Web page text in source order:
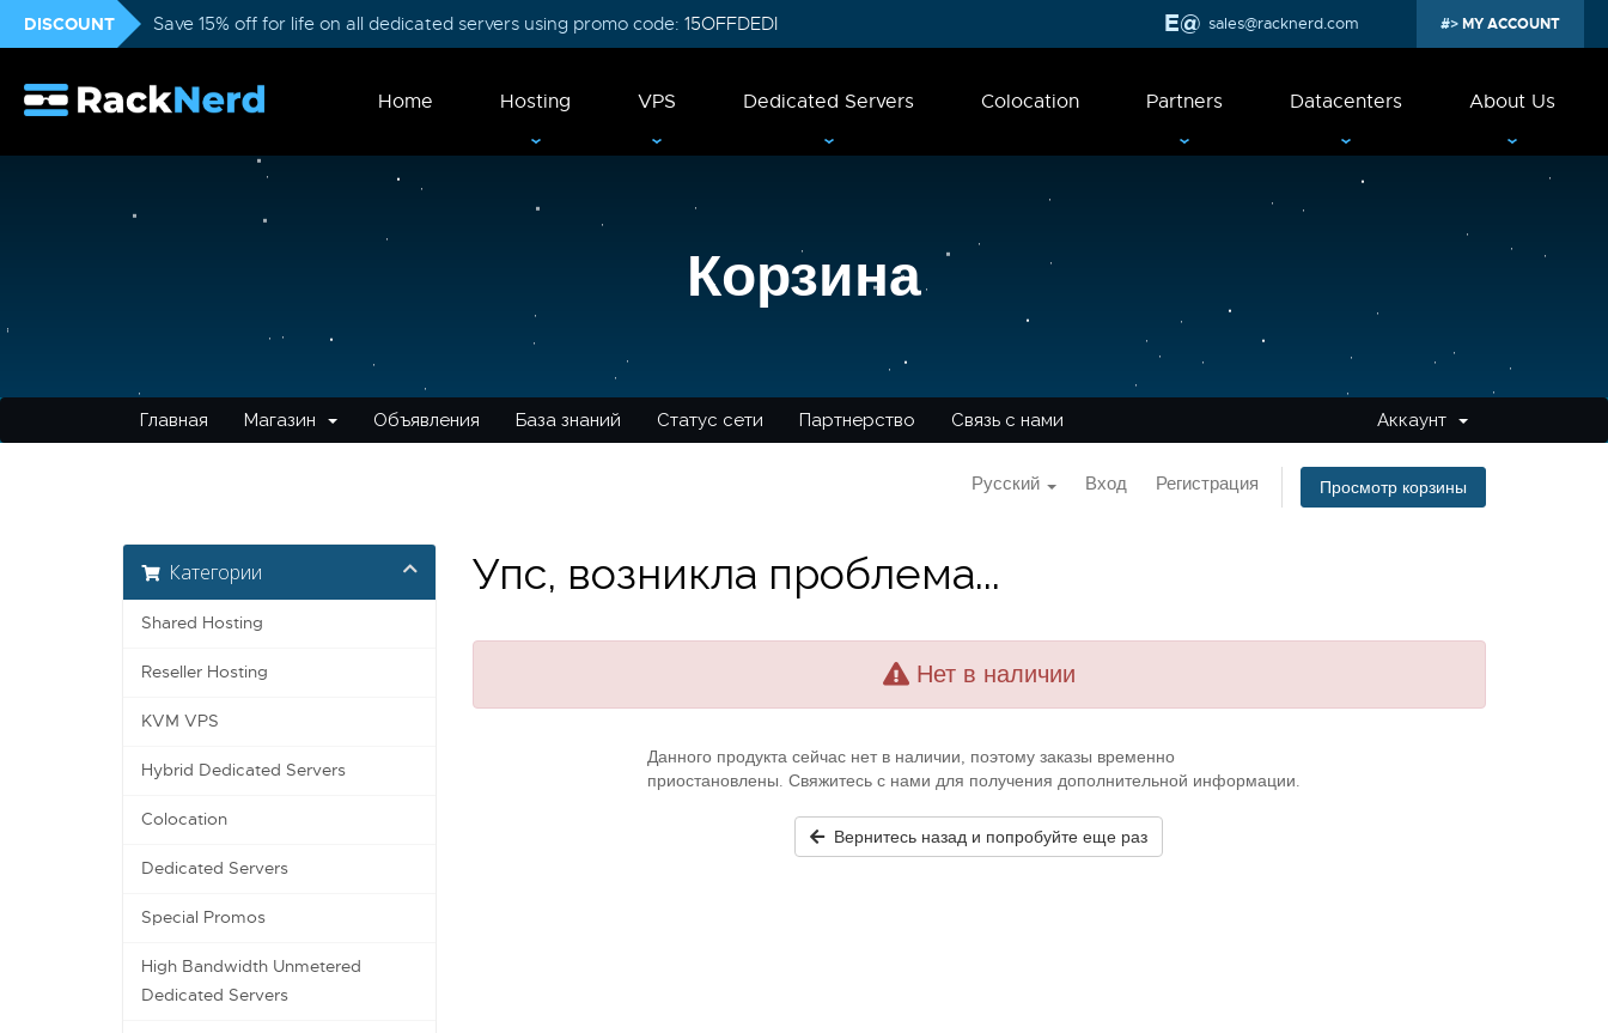
DISCOUNT Save 15% off for life on all dedicated servers using promo code: 15OFFDEDI sales@racknerd.com MY ACCOUNT
Home Hosting VPS Dedicated Servers Colocation Partners Datacenters About Us
Корзина
Главная Магазин Объявления База знаний Статус сети Партнерство Связь с нами Аккаунт
Русский Вход Регистрация Просмотр корзины
Категории
Shared Hosting
Reseller Hosting
KVM VPS
Hybrid Dedicated Servers
Colocation
Dedicated Servers
Special Promos
High Bandwidth Unmetered
Dedicated Servers
Упс, возникла проблема...
Нет в наличии
Данного продукта сейчас нет в наличии, поэтому заказы временно
приостановлены. Свяжитесь с нами для получения дополнительной информации.
Вернитесь назад и попробуйте еще раз